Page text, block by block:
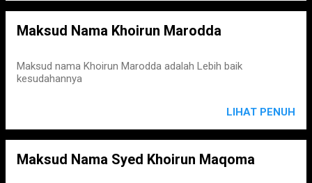
Maksud Nama Khoirun Marodda
Maksud nama Khoirun Marodda adalah Lebih baik
kesudahannya
LIHAT PENUH
Maksud Nama Syed Khoirun Maqoma